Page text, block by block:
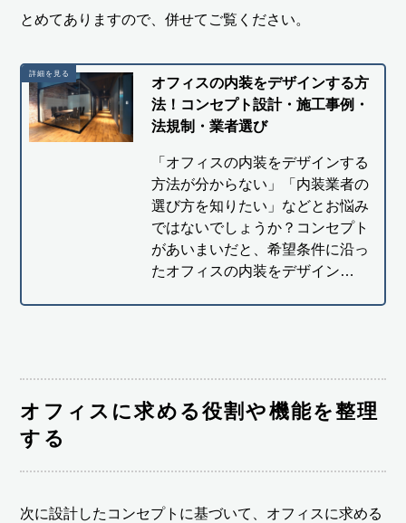
とめてありますので、併せてご覧ください。
オフィスの内装をデザインする方
法！コンセプト設計・施工事例・
法規制・業者選び
「オフィスの内装をデザインする
方法が分からない」「内装業者の
選び方を知りたい」などとお悩み
ではないでしょうか？コンセプト
があいまいだと、希望条件に沿っ
たオフィスの内装をデザイン…
オフィスに求める役割や機能を整理
する
次に設計したコンセプトに基づいて、オフィスに求める